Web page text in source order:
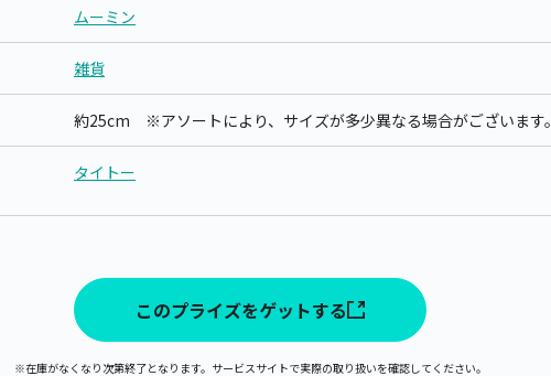
ムーミン
雑貨
約25cm ※アソートにより、サイズが多少異なる場合がございます。
タイトー
このプライズをゲットする
※在庫がなくなり次第終了となります。サービスサイトで実際の取り扱いを確認してください。